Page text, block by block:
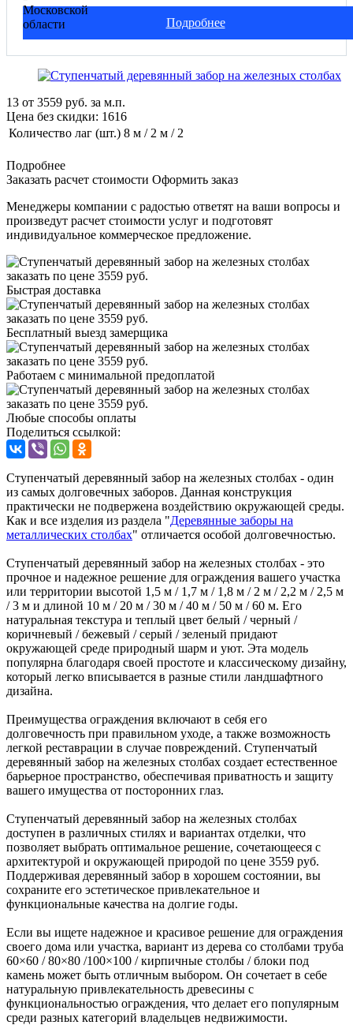
Подробнее
13 от 3559 руб. за м.п.
Цена без скидки: 1616
Количество лаг (шт.) 8 м / 2 м / 2
Подробнее
Заказать расчет стоимости Оформить заказ
Менеджеры компании с радостью ответят на ваши вопросы и
произведут расчет стоимости услуг и подготовят
индивидуальное коммерческое предложение.
Быстрая доставка
Бесплатный выезд замерщика
Работаем с минимальной предоплатой
Любые способы оплаты
Поделиться ссылкой:
Ступенчатый деревянный забор на железных столбах - один
из самых долговечных заборов. Данная конструкция
практически не подвержена воздействию окружающей среды.
Как и все изделия из раздела "Деревянные заборы на
металлических столбах" отличается особой долговечностью.
Ступенчатый деревянный забор на железных столбах - это
прочное и надежное решение для ограждения вашего участка
или территории высотой 1,5 м / 1,7 м / 1,8 м / 2 м / 2,2 м / 2,5 м
/ 3 м и длиной 10 м / 20 м / 30 м / 40 м / 50 м / 60 м. Его
натуральная текстура и теплый цвет белый / черный /
коричневый / бежевый / серый / зеленый придают
окружающей среде природный шарм и уют. Эта модель
популярна благодаря своей простоте и классическому дизайну,
который легко вписывается в разные стили ландшафтного
дизайна.
Преимущества ограждения включают в себя его
долговечность при правильном уходе, а также возможность
легкой реставрации в случае повреждений. Ступенчатый
деревянный забор на железных столбах создает естественное
барьерное пространство, обеспечивая приватность и защиту
вашего имущества от посторонних глаз.
Ступенчатый деревянный забор на железных столбах
доступен в различных стилях и вариантах отделки, что
позволяет выбрать оптимальное решение, сочетающееся с
архитектурой и окружающей природой по цене 3559 руб.
Поддерживая деревянный забор в хорошем состоянии, вы
сохраните его эстетическое привлекательное и
функциональные качества на долгие годы.
Если вы ищете надежное и красивое решение для ограждения
своего дома или участка, вариант из дерева со столбами труба
60×60 / 80×80 /100×100 / кирпичные столбы / блоки под
камень может быть отличным выбором. Он сочетает в себе
натуральную привлекательность древесины с
функциональностью ограждения, что делает его популярным
среди разных категорий владельцев недвижимости.